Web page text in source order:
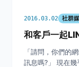
2016.03.02 社群
和客戶一起
「請問，你們的
訊息嗎?」 現在